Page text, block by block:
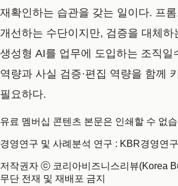
재확인하는 습관을 갖는 일이다. 프
개선하는 수단이지만, 검증을 대체하
생성형 AI를 업무에 도입하는 조직일
역량과 사실 검증·편집 역량을 함께
필요하다.
유료 멤버십 콘텐츠 본문은 인쇄할 수 없
경영연구 및 사례분석 연구 : KBR경영연
저작권자 ⓒ 코리아비즈니스리뷰(Korea
무단 전재 및 재배포 금지